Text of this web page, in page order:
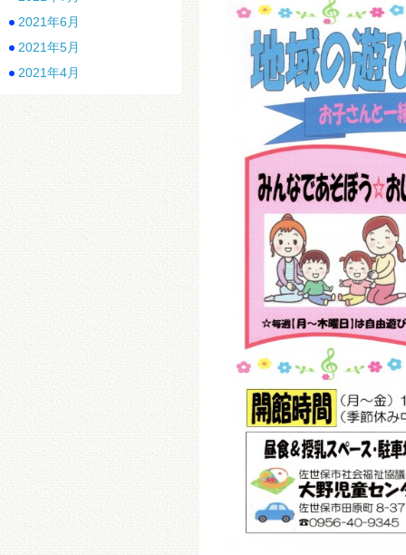
2021年6月
2021年5月
2021年4月